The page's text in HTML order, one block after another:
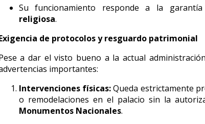
Su funcionamiento responde a la
religiosa.
de protocolos y resguardo patrimonial
a dar el visto bueno a la actual
importantes:
Intervenciones físicas:Queda estrictamente
o remodelaciones en el palacio sin la
Monumentos Nacionales.